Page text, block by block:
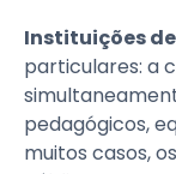
Instituições
particulares: a
pedagógicos,
muitos casos,